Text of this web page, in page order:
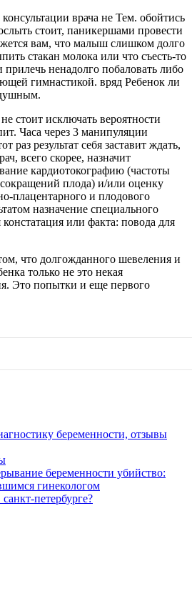
врача не Тем. обойтись
стоит, паникершами провести
вам, что малыш слишком долго
стакан молока или что съесть-то
прилечь ненадолго побаловать либо
гимнастикой. вряд Ребенок ли
стоит исключать вероятности
Часа через 3 манипуляции
раз результат себя заставит ждать,
всего скорее, назначит
кардиотокографию (частоты
плода) и/или оценку
плацентарного и плодового
назначение специального
или факта: повода для
что долгожданного шевеления и
только не это некая
Это попытки и еще первого
беременности, отзывы
беременности убийство:
гинекологом
петербурге?